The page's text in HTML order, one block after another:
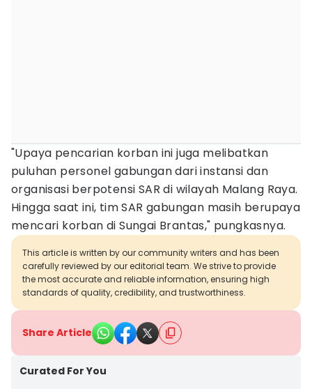
"Upaya pencarian korban ini juga melibatkan
puluhan personel gabungan dari instansi dan
organisasi berpotensi SAR di wilayah Malang Raya.
Hingga saat ini, tim SAR gabungan masih berupaya
mencari korban di Sungai Brantas," pungkasnya.
This article is written by our community writers and has been
carefully reviewed by our editorial team. We strive to provide
the most accurate and reliable information, ensuring high
standards of quality, credibility, and trustworthiness.
Share Article
Curated For You